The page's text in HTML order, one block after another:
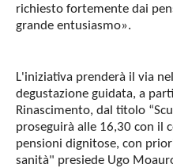
richiesto fortemente dai
grande entusiasmo».
L'iniziativa prenderà il via
degustazione guidata, a
Rinascimento, dal titolo
proseguirà alle 16,30 con il
pensioni dignitose, con
sanità" presiede Ugo